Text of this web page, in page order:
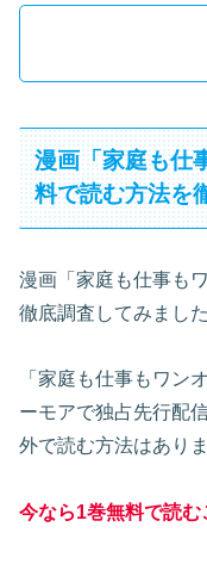
漫画「家庭も仕
料で読む方法を
漫画「家庭も仕事も
徹底調査してみました
「家庭も仕事もワン
ーモアで独占先行配
外で読む方法はありま
今なら1巻無料で読む